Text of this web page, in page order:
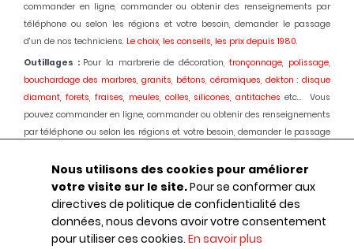
commander en ligne, commander ou obtenir des renseignements par
téléphone ou selon les régions et votre besoin, demander le passage
d'un de nos techniciens. Le choix, les conseils, les prix depuis 1980.
Outillages : Pour la marbrerie de décoration,tronçonnage, polissage,
bouchardage des marbres, granits, bétons, céramiques, dekton : disque
diamant, forets, fraises, meules, colles, silicones, antitaches etc... Vous
pouvez commander en ligne, commander ou obtenir des renseignements
par téléphone ou selon les régions et votre besoin, demander le passage
Machines : Pour la marbrerie de décoration, usinage et polissage des
marbres, granits, bétons, céramiques, dekton :Débiteuses, découpes jet
d'eau, polissage automatique des chants, centres d'usinages 3 et 5 axes,
robot, fil diamant, traitement des boues, aspiration des poussières,
ponçage de sols marbres et granits, équipements portatifs en
Nous utilisons des cookies pour améliorer
votre visite sur le site.Pour se conformer aux
directives de politique de confidentialité des
données, nous devons avoir votre consentement
pour utiliser ces cookies. En savoir plus